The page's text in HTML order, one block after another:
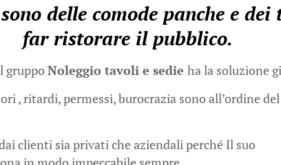
delle comode panche e
far ristorare il pubblico.
gruppoNoleggio tavoli e sedieha la soluzione
, ritardi, permessi, burocrazia sono all’ordine del
clienti sia privati che aziendali perché Il suo